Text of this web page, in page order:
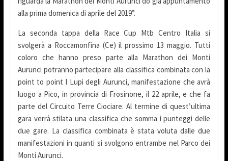
alla prima domenica di aprile del 2019”.
La seconda tappa della Race Cup Mtb Centro Italia si
svolgerà a Roccamonfina (Ce) il prossimo 13 maggio. Tutti
coloro che hanno preso parte alla Marathon dei Monti
Aurunci potranno partecipare alla classifica combinata con la
point to point I Lupi degli Aurunci, manifestazione che avrà
luogo a Pico, in provincia di Frosinone, il 22 aprile, e che fa
parte del Circuito Terre Ciociare. Al termine di quest’ultima
gara verrà stilata una classifica che somma i punteggi delle
due gare. La classifica combinata è stata voluta dalle due
manifestazioni in quanti si svolgono entrambe nel Parco dei
Monti Aurunci.